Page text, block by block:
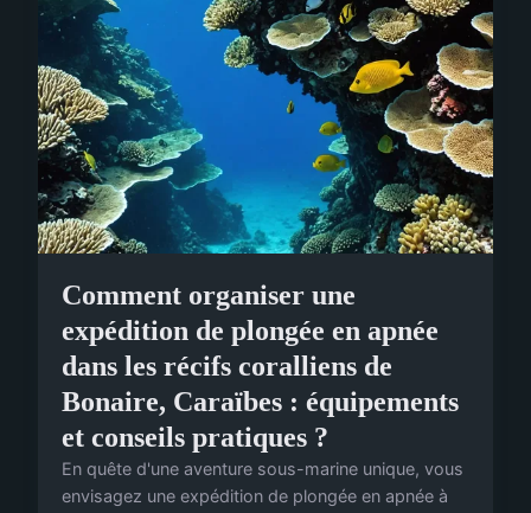
Comment organiser une
expédition de plongée en apnée
dans les récifs coralliens de
Bonaire, Caraïbes : équipements
et conseils pratiques ?
En quête d'une aventure sous-marine unique, vous
envisagez une expédition de plongée en apnée à